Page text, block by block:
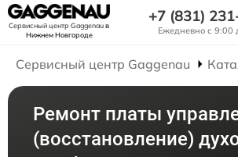
Сервисный центр Gaggenauв
Нижнем Новгороде
+7 (831)
Ежедневно с 9:00
Сервисный центр Gaggenau
Ремонт платы
(восстановление)